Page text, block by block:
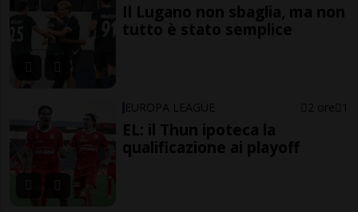
Il Lugano non sbaglia, ma non
tutto è stato semplice
EUROPA LEAGUE 2 ore 1
EL: il Thun ipoteca la
qualificazione ai playoff